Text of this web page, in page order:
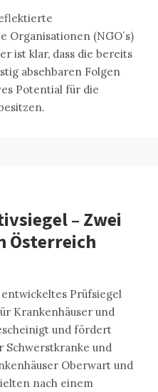
Organisationen (NGO´s)
ist klar, dass die bereits
absehbaren Folgen
Potential für die
– Zwei
Österreich
entwickeltes Prüfsiegel
Krankenhäuser und
und fördert
Schwerstkranke und
Oberwart und
nach einem